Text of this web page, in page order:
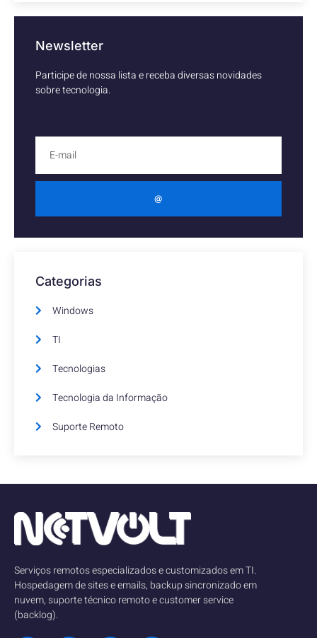
Newsletter
Participe de nossa lista e receba diversas novidades
sobre tecnologia.
@
Categorias
Windows
TI
Tecnologias
Tecnologia da Informação
Suporte Remoto
Serviços remotos especializados e customizados em TI.
Hospedagem de sites e emails, backup sincronizado em
nuvem, suporte técnico remoto e customer service
(backlog).